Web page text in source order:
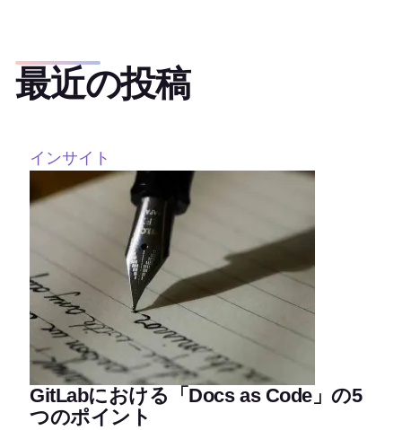
最近の投稿
インサイト
GitLabにおける「Docs as Code」の5
つのポイント